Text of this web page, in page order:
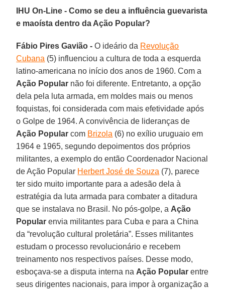
IHU On-Line - Como se deu a influência guevarista
e maoísta dentro da Ação Popular?
Fábio Pires Gavião - O ideário da Revolução
Cubana (5) influenciou a cultura de toda a esquerda
latino-americana no início dos anos de 1960. Com a
Ação Popular não foi diferente. Entretanto, a opção
dela pela luta armada, em moldes mais ou menos
foquistas, foi considerada com mais efetividade após
o Golpe de 1964. A convivência de lideranças de
Ação Popular com Brizola (6) no exílio uruguaio em
1964 e 1965, segundo depoimentos dos próprios
militantes, a exemplo do então Coordenador Nacional
de Ação Popular Herbert José de Souza (7), parece
ter sido muito importante para a adesão dela à
estratégia da luta armada para combater a ditadura
que se instalava no Brasil. No pós-golpe, a Ação
Popular envia militantes para Cuba e para a China
da “revolução cultural proletária”. Esses militantes
estudam o processo revolucionário e recebem
treinamento nos respectivos países. Desse modo,
esboçava-se a disputa interna na Ação Popular entre
seus dirigentes nacionais, para impor à organização a